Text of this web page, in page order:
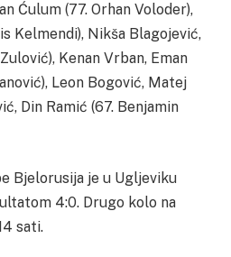
Ćulum (77. Orhan Voloder),
Kelmendi), Nikša Blagojević,
Kenan Vrban, Eman
Leon Bogović, Matej
Din Ramić (67. Benjamin
Bjelorusija je u Ugljeviku
4:0. Drugo kolo na
sati.